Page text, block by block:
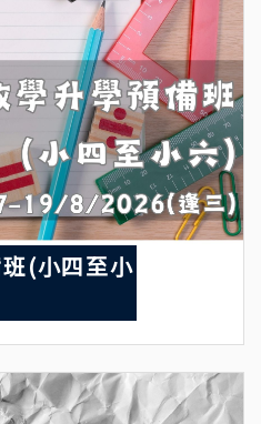
(小四至小